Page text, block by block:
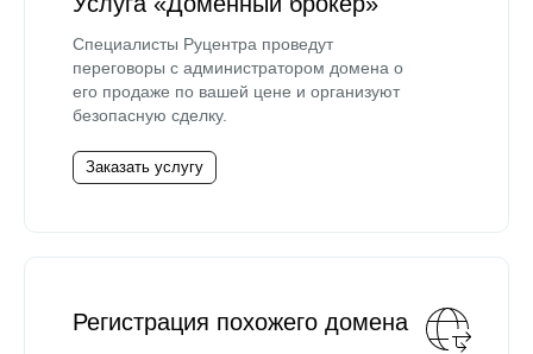
Специалисты Руцентра проведут
переговоры с администратором домена о
его продаже по вашей цене и организуют
безопасную сделку.
Заказать услугу
Регистрация похожего домена